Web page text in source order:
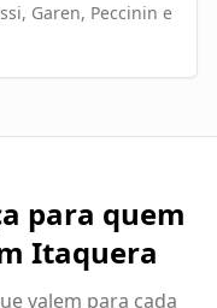
Garen, Peccinin e
para quem
Itaquera
valem para cada